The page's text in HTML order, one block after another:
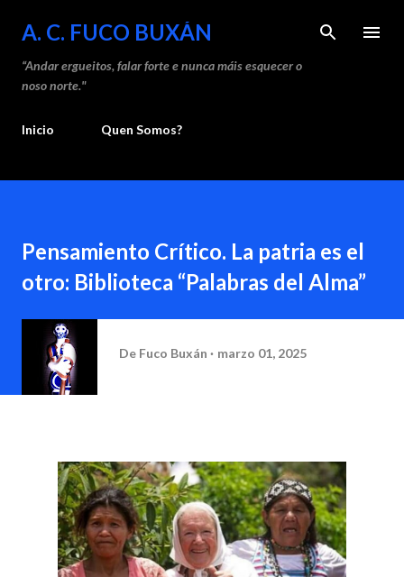
Saltar ao contido principal
A. C. FUCO BUXÁN
“Andar ergueitos, falar forte e nunca máis esquecer o
noso norte."
Inicio Quen Somos?
Pensamiento Crítico. La patria es el
otro: Biblioteca “Palabras del Alma”
De Fuco Buxán marzo 01, 2025